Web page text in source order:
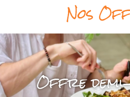
Nos
Offre